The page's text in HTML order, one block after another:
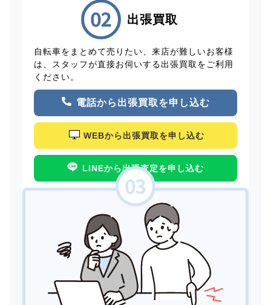
出張買取
自転車をまとめて売りたい、来店が難しいお客様
は、スタッフが直接お伺いする出張買取をご利用
ください。
電話から出張買取を申し込む
WEBから出張買取を申し込む
LINEから出張査定を申し込む